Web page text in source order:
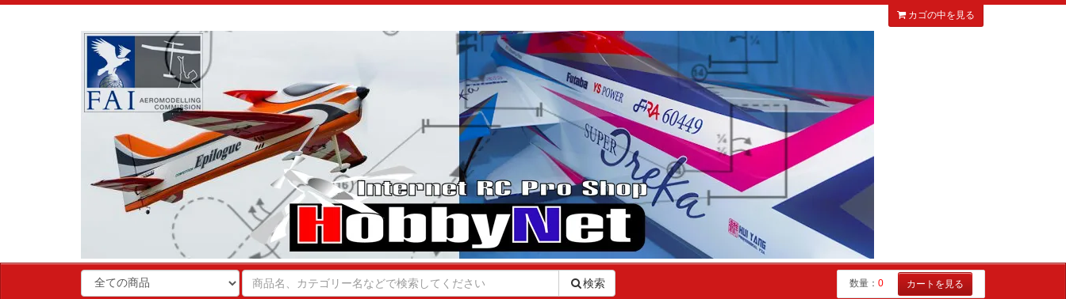
カゴの中を見る
検索 数量： 0 カートを見る